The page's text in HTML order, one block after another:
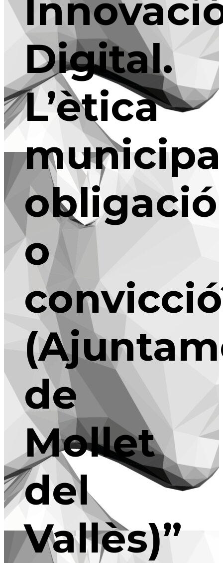
Digital.
L’ètica
obligació
o
de
Mollet
del
Vallès)”